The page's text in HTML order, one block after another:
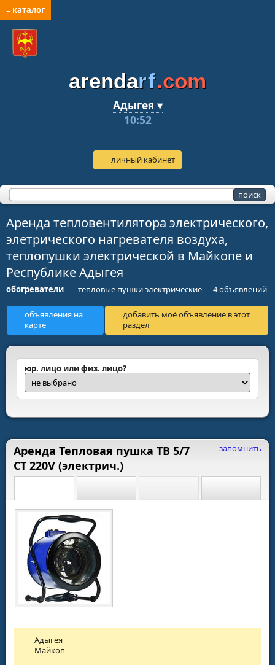
≡ каталог
arendarf.com
Адыгея ▾
10:52
личный кабинет
Аренда тепловентилятора электрического,
элетрического нагревателя воздуха,
теплопушки электрической в Майкопе и
Республике Адыгея
обогреватели тепловые пушки электрические 4 объявлений
объявления на
карте
добавить моё объявление в этот
раздел
юр. лицо или физ. лицо?
запомнить
Аренда Тепловая пушка ТВ 5/7
СТ 220V (электрич.)
Адыгея
Майкоп